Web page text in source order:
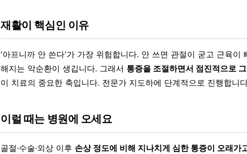
재활이 핵심인 이유
'아프니까 안 쓴다'가 가장 위험합니다. 안 쓰면 관절이 굳고 근육이
해지는 악순환이 생깁니다. 그래서 통증을 조절하면서 점진적으로
이 치료의 중요한 축입니다. 전문가 지도하에 단계적으로 진행합니
이럴 때는 병원에 오세요
골절·수술·외상 이후 손상 정도에 비해 지나치게 심한 통증이 오래가